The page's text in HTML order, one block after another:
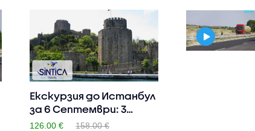
Екскурзия до Истанбул
за 6 Септември: 3
нощу..
126.00 €
158.00 €